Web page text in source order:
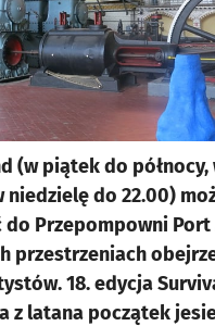
(w piątek do północy,
niedzielę do 22.00)
do Przepompowni
przestrzeniach
18. edycja
z latana początek